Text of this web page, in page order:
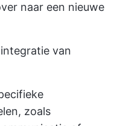
naar een nieuwe
van
zoals